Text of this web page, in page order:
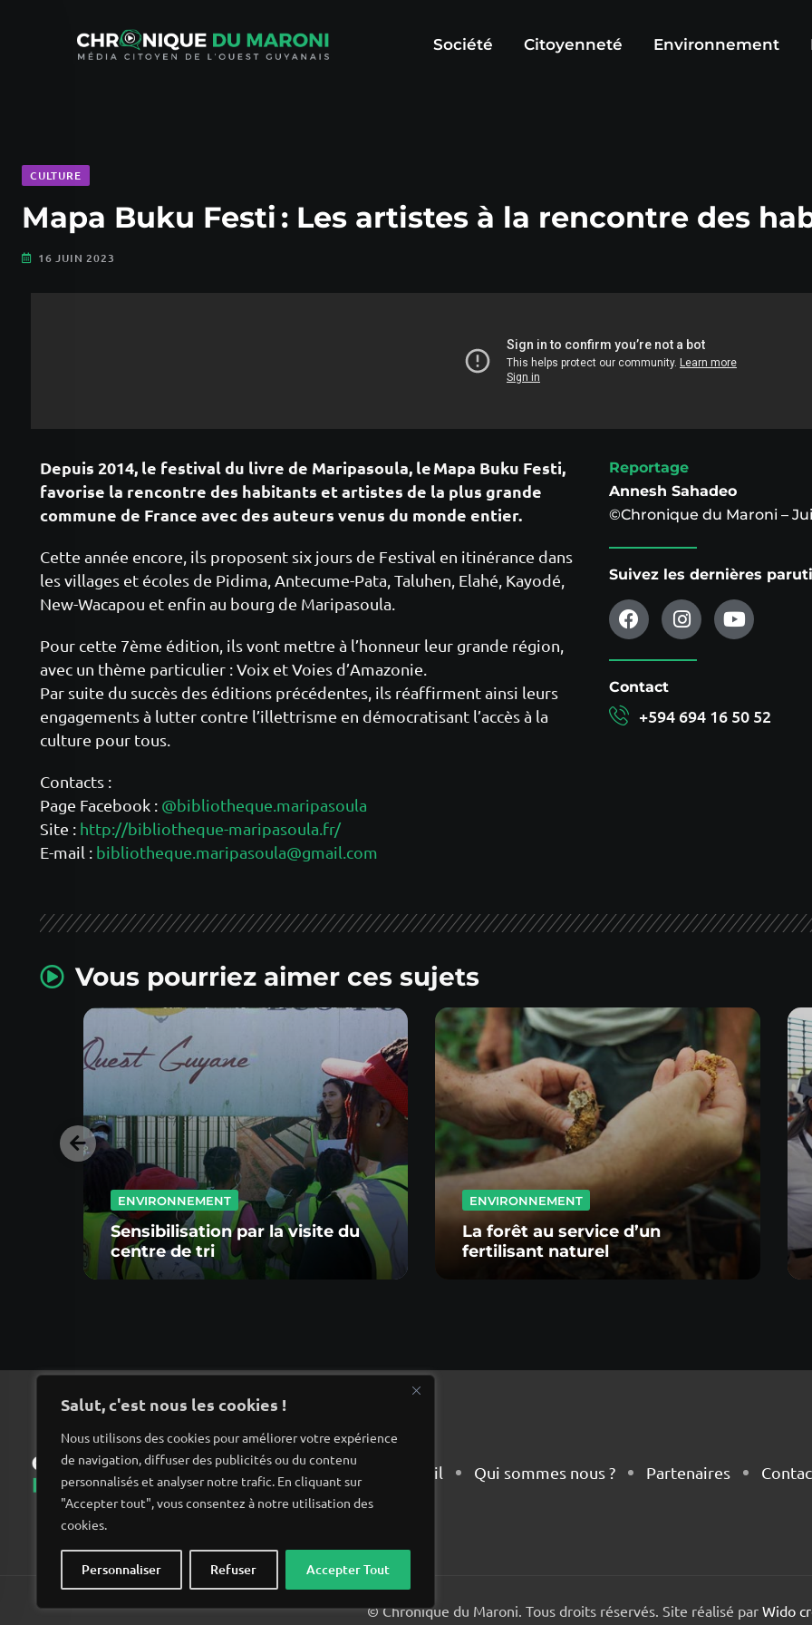
Salut, c'est nous les cookies !
Nous utilisons des cookies pour améliorer votre expérience
de navigation, diffuser des publicités ou du contenu
personnalisés et analyser notre trafic. En cliquant sur
"Accepter tout", vous consentez à notre utilisation des
cookies.
Personnaliser Refuser Accepter Tout
Société Citoyenneté Environnement
CULTURE
Mapa Buku Festi : Les artistes à la rencontre des
16 JUIN 2023
Depuis 2014, le festival du livre de Maripasoula, le Mapa Buku Festi,
favorise la rencontre des habitants et artistes de la plus grande
commune de France avec des auteurs venus du monde entier.
Cette année encore, ils proposent six jours de Festival en itinérance dans
les villages et écoles de Pidima, Antecume-Pata, Taluhen, Elahé, Kayodé,
New-Wacapou et enfin au bourg de Maripasoula.
Pour cette 7ème édition, ils vont mettre à l’honneur leur grande région,
avec un thème particulier : Voix et Voies d’Amazonie.
Par suite du succès des éditions précédentes, ils réaffirment ainsi leurs
engagements à lutter contre l’illettrisme en démocratisant l’accès à la
culture pour tous.
Contacts :
Page Facebook : @bibliotheque.maripasoula
Site : http://bibliotheque-maripasoula.fr/
E-mail : bibliotheque.maripasoula@gmail.com
Reportage
Annesh Sahadeo
©Chronique du Maroni –
Suivez les dernières
Contact
+594 694 16 50 52
Vous pourriez aimer ces sujets
ENVIRONNEMENT
Sensibilisation par la visite du
centre de tri
ENVIRONNEMENT
La forêt au service d’un
fertilisant naturel
Accueil Qui sommes nous ? Partenaires
© Chronique du Maroni. Tous droits réservés. Site réalisé parWido